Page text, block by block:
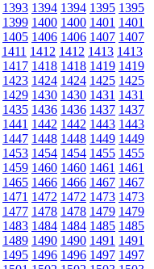
1393 1394 1394 1395 1395
1399 1400 1400 1401 1401
1405 1406 1406 1407 1407
1411 1412 1412 1413 1413
1417 1418 1418 1419 1419
1423 1424 1424 1425 1425
1429 1430 1430 1431 1431
1435 1436 1436 1437 1437
1441 1442 1442 1443 1443
1447 1448 1448 1449 1449
1453 1454 1454 1455 1455
1459 1460 1460 1461 1461
1465 1466 1466 1467 1467
1471 1472 1472 1473 1473
1477 1478 1478 1479 1479
1483 1484 1484 1485 1485
1489 1490 1490 1491 1491
1495 1496 1496 1497 1497